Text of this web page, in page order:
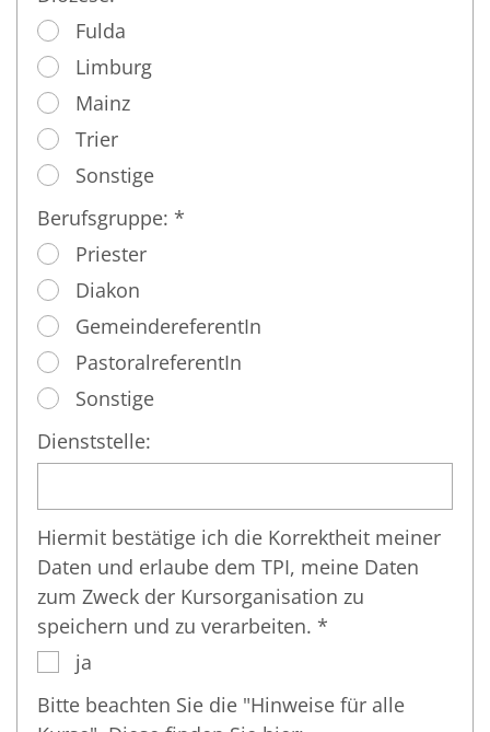
Fulda
Limburg
Mainz
Trier
Sonstige
Berufsgruppe: *
Priester
Diakon
GemeindereferentIn
PastoralreferentIn
Sonstige
Dienststelle:
Hiermit bestätige ich die Korrektheit meiner
Daten und erlaube dem TPI, meine Daten
zum Zweck der Kursorganisation zu
speichern und zu verarbeiten. *
ja
Bitte beachten Sie die "Hinweise für alle